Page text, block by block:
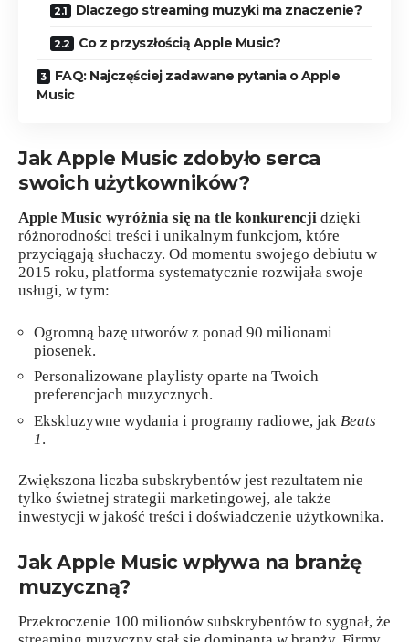
Dlaczego streaming muzyki ma znaczenie?
Co z przyszłością Apple Music?
FAQ: Najczęściej zadawane pytania o Apple
Music
Jak Apple Music zdobyło serca
swoich użytkowników?
Apple Music wyróżnia się na tle konkurencji dzięki
różnorodności treści i unikalnym funkcjom, które
przyciągają słuchaczy. Od momentu swojego debiutu w
2015 roku, platforma systematycznie rozwijała swoje
usługi, w tym:
Ogromną bazę utworów z ponad 90 milionami
piosenek.
Personalizowane playlisty oparte na Twoich
preferencjach muzycznych.
Ekskluzywne wydania i programy radiowe, jak Beats
1.
Zwiększona liczba subskrybentów jest rezultatem nie
tylko świetnej strategii marketingowej, ale także
inwestycji w jakość treści i doświadczenie użytkownika.
Jak Apple Music wpływa na branżę
muzyczną?
Przekroczenie 100 milionów subskrybentów to sygnał, że